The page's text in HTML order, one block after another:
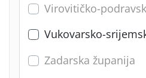
Virovitičko-
Vukovarsko-
Zadarska županija